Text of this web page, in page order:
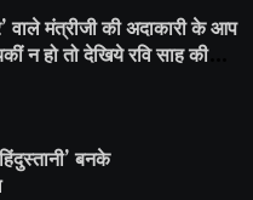
वाले मंत्रीजी की अदाकारी के आप
न हो तो देखिये रवि साह की
बनके